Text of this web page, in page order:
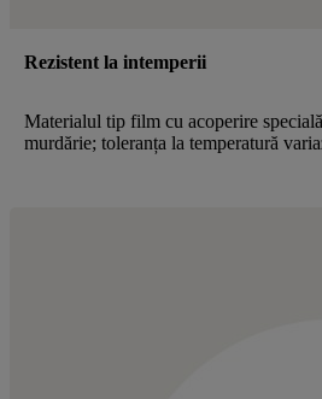
Rezistent la intemperii
Materialul tip film cu acoperire
murdărie; toleranța la temperatură